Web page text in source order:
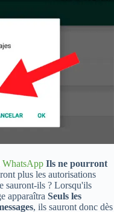
WhatsApp Ils ne pourront
plus les autorisations
sauront-ils ? Lorsqu'ils
apparaîtra Seuls les
, ils sauront donc dès